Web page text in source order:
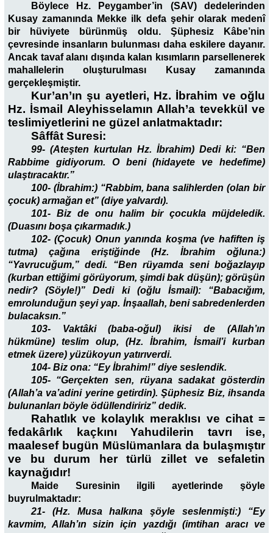
Böylece Hz. Peygamber’in (SAV) dedelerinden
Kusay zamanında Mekke ilk defa şehir olarak medenî
bir hüviyete bürünmüş oldu. Şüphesiz Kâbe’nin
çevresinde insanların bulunması daha eskilere dayanır.
Ancak tavaf alanı dışında kalan kısımların parsellenerek
mahallelerin oluşturulması Kusay zamanında
gerçekleşmiştir.
Kur’an’ın şu ayetleri, Hz. İbrahim ve oğlu
Hz. İsmail Aleyhisselamın Allah’a tevekkül ve
teslimiyetlerini ne güzel anlatmaktadır:
Sâffât Suresi:
99- (Ateşten kurtulan Hz. İbrahim) Dedi ki: “Ben
Rabbime gidiyorum. O beni (hidayete ve hedefime)
ulaştıracaktır.”
100- (İbrahim:) “Rabbim, bana salihlerden (olan bir
çocuk) armağan et” (diye yalvardı).
101- Biz de onu halim bir çocukla müjdeledik.
(Duasını boşa çıkarmadık.)
102- (Çocuk) Onun yanında koşma (ve hafiften iş
tutma) çağına eriştiğinde (Hz. İbrahim oğluna:)
“Yavrucuğum,” dedi. “Ben rüyamda seni boğazlayıp
(kurban ettiğimi görüyorum, şimdi bak düşün); görüşün
nedir? (Söyle!)”Dedi ki (oğlu İsmail): “Babacığım,
emrolunduğun şeyi yap. İnşaallah, beni sabredenlerden
bulacaksın.”
103- Vaktâki (baba-oğul) ikisi de (Allah’ın
hükmüne) teslim olup, (Hz. İbrahim, İsmail’i kurban
etmek üzere) yüzükoyun yatırıverdi.
104- Biz ona: “Ey İbrahim!” diye seslendik.
105- “Gerçekten sen, rüyana sadakat gösterdin
(Allah’a va’adini yerine getirdin). Şüphesiz Biz, ihsanda
bulunanları böyle ödüllendiririz” dedik.
Rahatlık ve kolaylık meraklısı ve cihat =
fedakârlık kaçkını Yahudilerin tavrı ise,
maalesef bugün Müslümanlara da bulaşmıştır
ve bu durum her türlü zillet ve sefaletin
kaynağıdır!
Maide Suresinin ilgili ayetlerinde şöyle
buyrulmaktadır:
21- (Hz. Musa halkına şöyle seslenmişti:) “Ey
kavmim, Allah’ın sizin için yazdığı (imtihan aracı ve